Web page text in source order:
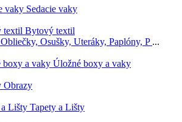
Sedacie vaky
Bytový textil
Obliečky, Osušky, Uteráky, Paplóny, P ...
Úložné boxy a vaky
Obrazy
Tapety a Lišty